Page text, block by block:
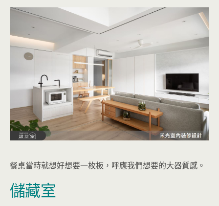
餐桌當時就想好想要一枚板，呼應我們想要的大器質感。
儲藏室